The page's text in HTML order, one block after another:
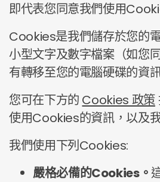
即代表您同意我們使用
Cookies是我們儲存於您的
小型文字及數字檔案（如您
有轉移至您的電腦硬碟的資
您可在下方的 Cookies 政策
使用Cookies的資訊，以及
我們使用下列Cookies:
嚴格必備的Cookies。